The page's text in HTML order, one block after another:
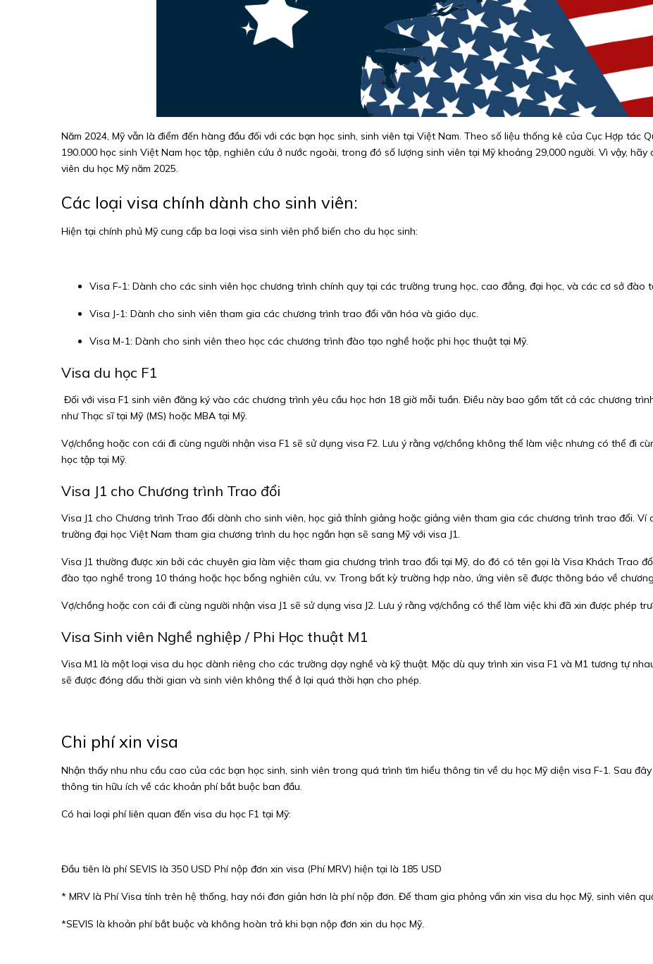
Năm 2024, Mỹ vẫn là điểm đến hàng đầu đối với các bạn học sinh, sinh viên tại Việt Nam. Theo số liệu thống kê của Cục Hợp tác
190.000 học sinh Việt Nam học tập, nghiên cứu ở nước ngoài, trong đó số lượng sinh viên tại Mỹ khoảng 29,000 người. Vì vậy,
viên du học Mỹ năm 2025.
Các loại visa chính dành cho sinh viên:
Hiện tại chính phủ Mỹ cung cấp ba loại visa sinh viên phổ biến cho du học sinh:
Visa F-1: Dành cho các sinh viên học chương trình chính quy tại các trường trung học, cao đẳng, đại học, và các cơ sở đào
Visa J-1: Dành cho sinh viên tham gia các chương trình trao đổi văn hóa và giáo dục.
Visa M-1: Dành cho sinh viên theo học các chương trình đào tạo nghề hoặc phi học thuật tại Mỹ.
Visa du học F1
Đối với visa F1 sinh viên đăng ký vào các chương trình yêu cầu học hơn 18 giờ mỗi tuần. Điều này bao gồm tất cả các chương
như Thạc sĩ tại Mỹ (MS) hoặc MBA tại Mỹ.
Vợ/chồng hoặc con cái đi cùng người nhận visa F1 sẽ sử dụng visa F2. Lưu ý rằng vợ/chồng không thể làm việc nhưng có thể đi
học tập tại Mỹ.
Visa J1 cho Chương trình Trao đổi
Visa J1 cho Chương trình Trao đổi dành cho sinh viên, học giả thỉnh giảng hoặc giảng viên tham gia các chương trình trao đổi. Ví
trường đại học Việt Nam tham gia chương trình du học ngắn hạn sẽ sang Mỹ với visa J1.
Visa J1 thường được xin bởi các chuyên gia làm việc tham gia chương trình trao đổi tại Mỹ, do đó có tên gọi là Visa Khách Trao
đào tạo nghề trong 10 tháng hoặc học bổng nghiên cứu, v.v. Trong bất kỳ trường hợp nào, ứng viên sẽ được thông báo về
Vợ/chồng hoặc con cái đi cùng người nhận visa J1 sẽ sử dụng visa J2. Lưu ý rằng vợ/chồng có thể làm việc khi đã xin được phép
Visa Sinh viên Nghề nghiệp / Phi Học thuật M1
Visa M1 là một loại visa du học dành riêng cho các trường dạy nghề và kỹ thuật. Mặc dù quy trình xin visa F1 và M1 tương tự
sẽ được đóng dấu thời gian và sinh viên không thể ở lại quá thời hạn cho phép.
Chi phí xin visa
Nhận thấy nhu nhu cầu cao của các bạn học sinh, sinh viên trong quá trình tìm hiểu thông tin về du học Mỹ diện visa F-1. Sau
thông tin hữu ích về các khoản phí bắt buộc ban đầu.
Có hai loại phí liên quan đến visa du học F1 tại Mỹ:
Đầu tiên là phí SEVIS là 350 USD Phí nộp đơn xin visa (Phí MRV) hiện tại là 185 USD
* MRV là Phí Visa tính trên hệ thống, hay nói đơn giản hơn là phí nộp đơn. Để tham gia phỏng vấn xin visa du học Mỹ, sinh viên
*SEVIS là khoản phí bắt buộc và không hoàn trả khi bạn nộp đơn xin du học Mỹ.